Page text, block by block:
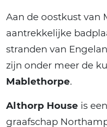
Aan de oostkust van
aantrekkelijke
stranden van
zijn onder meer de
Mablethorpe.
Althorp House is
graafschap